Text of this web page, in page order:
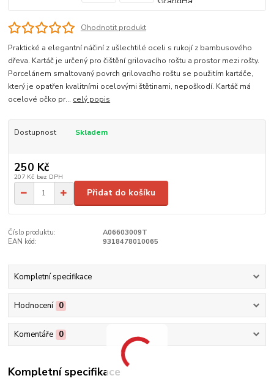
Ohodnotit produkt
Praktické a elegantní náčiní z ušlechtilé oceli s rukojí z bambusového
dřeva. Kartáč je určený pro čištění grilovacího roštu a prostor mezi rošty.
Porcelánem smaltovaný povrch grilovacího roštu se použitím kartáče,
který je opatřen kvalitními ocelovými štětinami, nepoškodí. Kartáč má
ocelové očko pr... celý popis
Dostupnost Skladem
250 Kč
207 Kč bez DPH
Přidat do košíku
Číslo produktu:
A06603009T
EAN kód:
9318478010065
Kompletní specifikace
Hodnocení 0
Komentáře 0
Kompletní specifikace